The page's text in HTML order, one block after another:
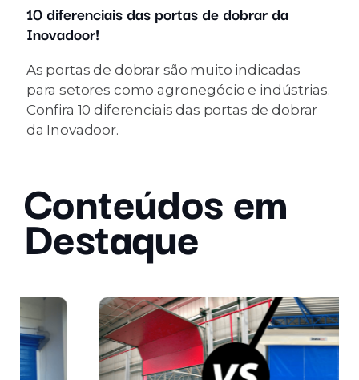
10 diferenciais das portas de dobrar da
Inovadoor!
As portas de dobrar são muito indicadas
para setores como agronegócio e indústrias.
Confira 10 diferenciais das portas de dobrar
da Inovadoor.
Conteúdos em
Destaque